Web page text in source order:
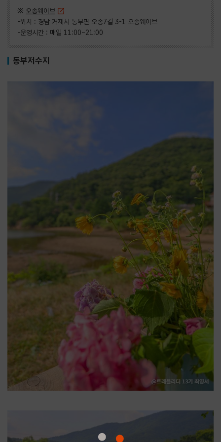
※ 오송웨이브
-위치 : 경남 거제시 동부면 오송7길 3-1 오송웨이브
-운영시간 : 매일 11:00~21:00
동부저수지